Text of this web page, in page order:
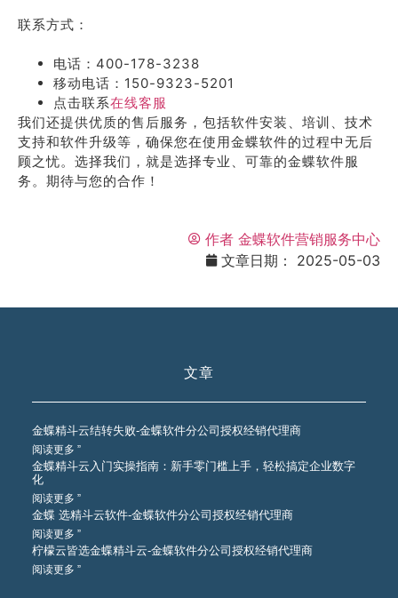
联系方式：
电话：400-178-3238
移动电话：150-9323-5201
点击联系在线客服
我们还提供优质的售后服务，包括软件安装、培训、技术
支持和软件升级等，确保您在使用金蝶软件的过程中无后
顾之忧。选择我们，就是选择专业、可靠的金蝶软件服
务。期待与您的合作！
作者 金蝶软件营销服务中心
文章日期：
2025-05-03
文章
金蝶精斗云结转失败-金蝶软件分公司授权经销代理商
阅读更多 ”
金蝶精斗云入门实操指南：新手零门槛上手，轻松搞定企业数字
化
阅读更多 ”
金蝶 选精斗云软件-金蝶软件分公司授权经销代理商
阅读更多 ”
柠檬云皆选金蝶精斗云-金蝶软件分公司授权经销代理商
阅读更多 ”